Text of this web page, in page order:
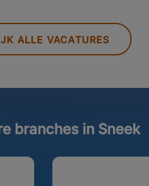
ALLE VACATURES
branches in Sneek